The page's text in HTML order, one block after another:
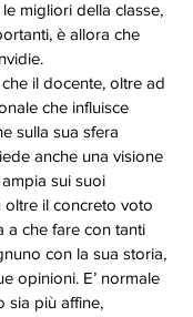
migliori della classe,
è allora che
il docente, oltre ad
che influisce
sulla sua sfera
anche una visione
sui suoi
oltre il concreto voto
a che fare con tanti
con la sua storia,
opinioni. E’ normale
sia più affine,